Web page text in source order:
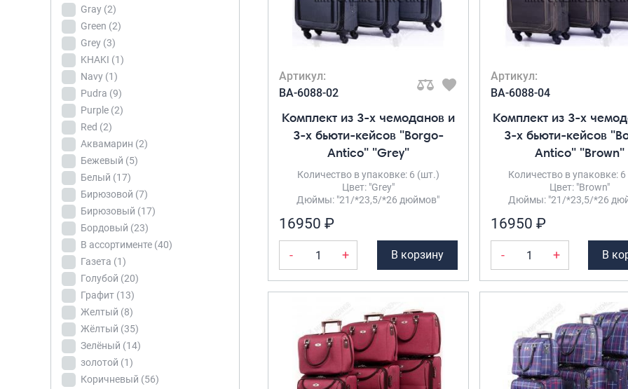
Бежевый
Белый(17)
Бирюзовой
Бирюзовый
Бордовый
ассортименте
Газета(1)
Голубой (20)
Графит (13)
Желтый (8)
Жёлтый
(35)
золотой
Коричневый
Красный (20)
Кремовый
Лаванда
(43)
Лавандовый
Лиловый (1)
Gray (2)
Green (2)
Grey (3)
KHAKI (1)
Navy (1)
Pudra (9)
Purple (2)
Red (2)
Аквамарин (2)
Бежевый (5)
Белый (17)
Бирюзовой (7)
Бирюзовый (17)
Бордовый (23)
В ассортименте (40)
Газета (1)
Голубой (20)
Графит (13)
Желтый (8)
Жёлтый (35)
Зелёный (14)
золотой (1)
Коричневый (56)
Артикул:
BA-6088-02
Комплект из 3-х чемоданов и
3-х бьюти-кейсов "Borgo-
Antico" "Grey"
Количество в упаковке: 6 (шт.)
Цвет: "Grey"
Дюймы: "21/*23,5/*26 дюймов"
16950 ₽
- + В корзину
Артикул:
BA-6088-04
Комплект из 3-х
3-х бьюти-кейсов
Antico" "Brown"
Количество в упаковке:
Цвет: "Brown"
Дюймы: "21/*23,5/*26
16950 ₽
- + В